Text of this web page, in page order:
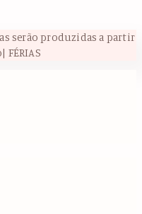
serão produzidas a partir
FÉRIAS